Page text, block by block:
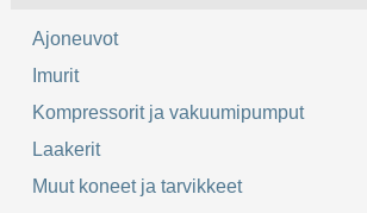
Ajoneuvot
Imurit
Kompressorit ja vakuumipumput
Laakerit
Muut koneet ja tarvikkeet